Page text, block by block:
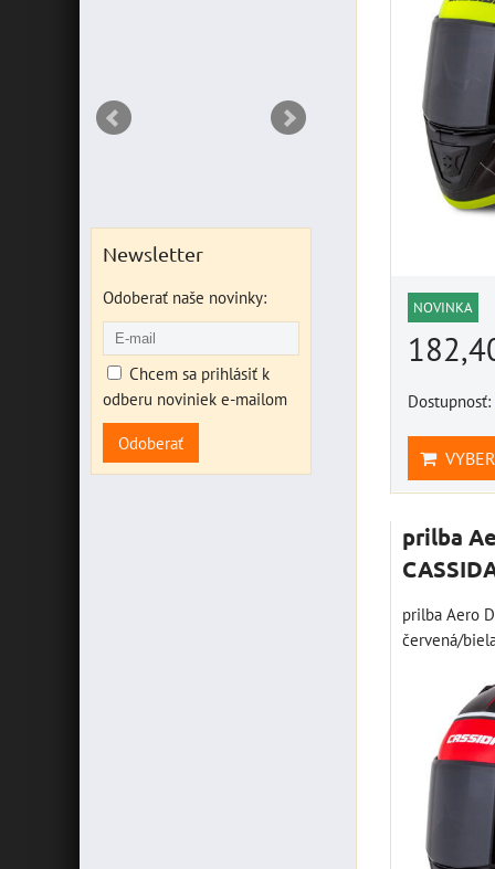
NOVINKA
Dostupnosť:
prilba
prilba Aero
červená/
DO
Newsletter
Odoberať naše novinky:
Chcem sa prihlásiť k
odberu noviniek e-mailom
Odoberať